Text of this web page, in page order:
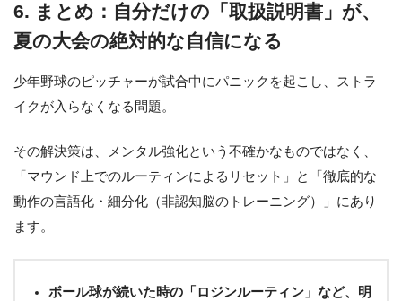
6. まとめ：自分だけの「取扱説明書」が、
夏の大会の絶対的な自信になる
少年野球のピッチャーが試合中にパニックを起こし、ストラ
イクが入らなくなる問題。
その解決策は、メンタル強化という不確かなものではなく、
「マウンド上でのルーティンによるリセット」と「徹底的な
動作の言語化・細分化（非認知脳のトレーニング）」にあり
ます。
ボール球が続いた時の「ロジンルーティン」など、明